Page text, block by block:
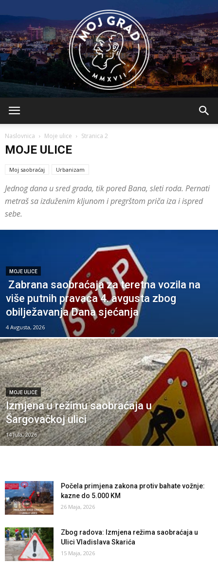
Naslovnica Moje ulice Stranica 2
MOJE ULICE
Moj saobraćaj Urbanizam
Jednog dana u sred grada, tik pored Bana, sleti roda. Pernati
metraš sa izduženim kljunom i pregrštom priča iza i ispred
sebe.
MOJE ULICE
Zabrana saobraćaja za teretna vozila na
više putnih pravaca 4. avgusta zbog
obilježavanja Dana sjećanja
4 Avgusta, 2026
MOJE ULICE
Izmjena u režimu saobraćaja u
Šargovačkoj ulici
14 Jula, 2026
Počela primjena zakona protiv bahate vožnje:
kazne do 5.000 KM
26 Maja, 2026
Zbog radova: Izmjena režima saobraćaja u
Ulici Vladislava Skarića
15 Maja, 2026